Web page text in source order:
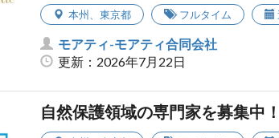
本州、 東京都 フルタイム
モアティ-モアティ合同会社
更新：2026年7月22日
自然保護領域の専門家を募集中！